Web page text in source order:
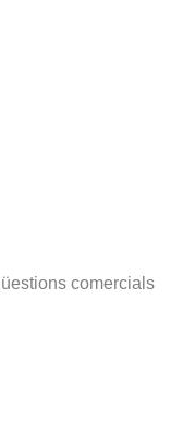
comercials